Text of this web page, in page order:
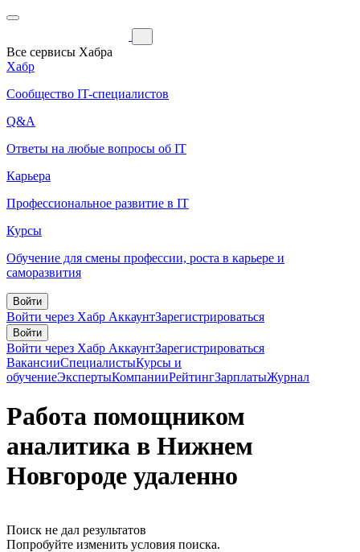
Все сервисы Хабра
Хабр
Сообщество IT-специалистов
Q&A
Ответы на любые вопросы об IT
Карьера
Профессиональное развитие в IT
Курсы
Обучение для смены профессии, роста в карьере и
саморазвития
Войти
Войти через Хабр АккаунтЗарегистрироваться
Войти
Войти через Хабр АккаунтЗарегистрироваться
ВакансииСпециалистыКурсы и
обучениеЭкспертыКомпанииРейтингЗарплатыЖурнал
Работа помощником
аналитика в Нижнем
Новгороде удаленно
Поиск не дал результатов
Попробуйте изменить условия поиска.